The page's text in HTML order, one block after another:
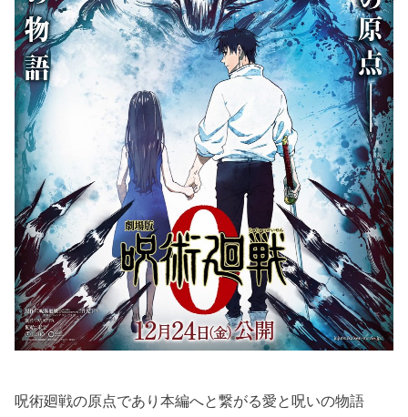
呪術廻戦の原点であり本編へと繋がる愛と呪いの物語